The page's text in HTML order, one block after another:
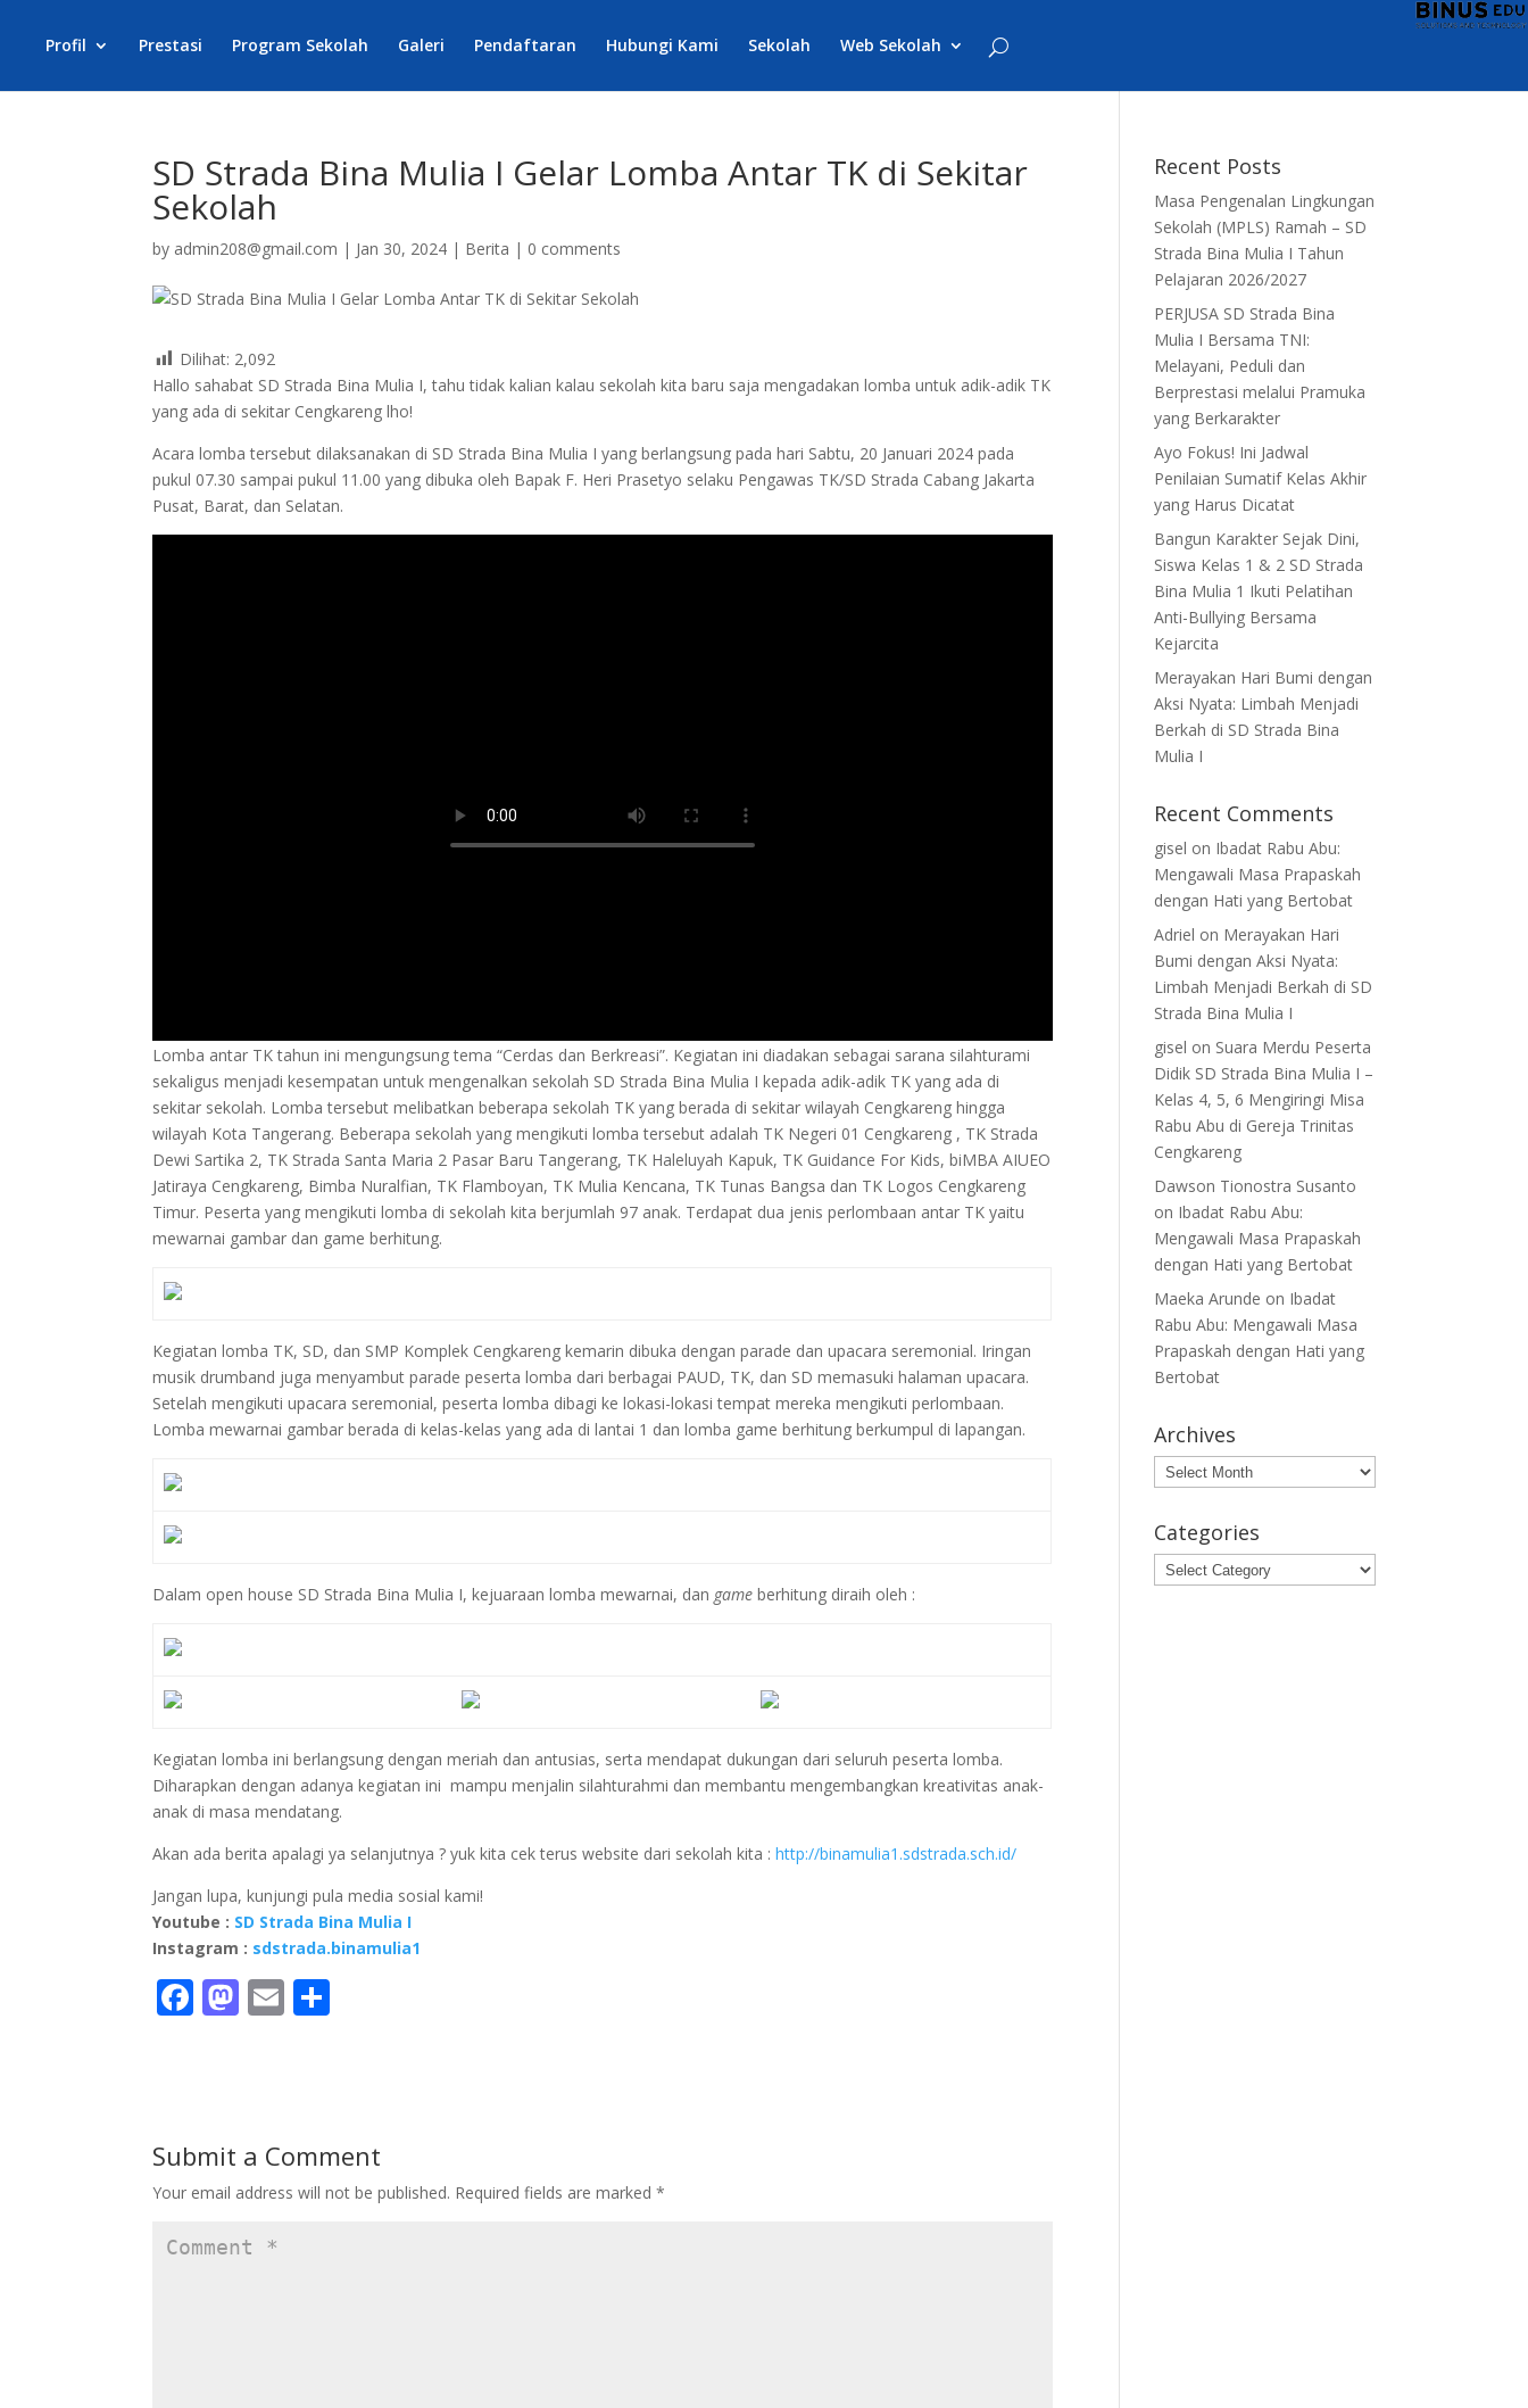
Profil Prestasi Program Sekolah Galeri Pendaftaran Hubungi Kami Sekolah Web Sekolah
SD Strada Bina Mulia I Gelar Lomba Antar TK di Sekitar
Sekolah
by admin208@gmail.com | Jan 30, 2024 | Berita | 0 comments
Dilihat: 2,092
Hallo sahabat SD Strada Bina Mulia I, tahu tidak kalian kalau sekolah kita baru saja mengadakan lomba untuk adik-adik TK
yang ada di sekitar Cengkareng lho!
Acara lomba tersebut dilaksanakan di SD Strada Bina Mulia I yang berlangsung pada hari Sabtu, 20 Januari 2024 pada
pukul 07.30 sampai pukul 11.00 yang dibuka oleh Bapak F. Heri Prasetyo selaku Pengawas TK/SD Strada Cabang Jakarta
Pusat, Barat, dan Selatan.
Lomba antar TK tahun ini mengungsung tema “Cerdas dan Berkreasi”. Kegiatan ini diadakan sebagai sarana silahturami
sekaligus menjadi kesempatan untuk mengenalkan sekolah SD Strada Bina Mulia I kepada adik-adik TK yang ada di
sekitar sekolah. Lomba tersebut melibatkan beberapa sekolah TK yang berada di sekitar wilayah Cengkareng hingga
wilayah Kota Tangerang. Beberapa sekolah yang mengikuti lomba tersebut adalah TK Negeri 01 Cengkareng , TK Strada
Dewi Sartika 2, TK Strada Santa Maria 2 Pasar Baru Tangerang, TK Haleluyah Kapuk, TK Guidance For Kids, biMBA AIUEO
Jatiraya Cengkareng, Bimba Nuralfian, TK Flamboyan, TK Mulia Kencana, TK Tunas Bangsa dan TK Logos Cengkareng
Timur. Peserta yang mengikuti lomba di sekolah kita berjumlah 97 anak. Terdapat dua jenis perlombaan antar TK yaitu
mewarnai gambar dan game berhitung.
Kegiatan lomba TK, SD, dan SMP Komplek Cengkareng kemarin dibuka dengan parade dan upacara seremonial. Iringan
musik drumband juga menyambut parade peserta lomba dari berbagai PAUD, TK, dan SD memasuki halaman upacara.
Setelah mengikuti upacara seremonial, peserta lomba dibagi ke lokasi-lokasi tempat mereka mengikuti perlombaan.
Lomba mewarnai gambar berada di kelas-kelas yang ada di lantai 1 dan lomba game berhitung berkumpul di lapangan.
Dalam open house SD Strada Bina Mulia I, kejuaraan lomba mewarnai, dan gameberhitung diraih oleh :
Kegiatan lomba ini berlangsung dengan meriah dan antusias, serta mendapat dukungan dari seluruh peserta lomba.
Diharapkan dengan adanya kegiatan ini mampu menjalin silahturahmi dan membantu mengembangkan kreativitas anak-
anak di masa mendatang.
Akan ada berita apalagi ya selanjutnya ? yuk kita cek terus website dari sekolah kita :http://binamulia1.sdstrada.sch.id/
Jangan lupa, kunjungi pula media sosial kami!
Youtube : SD Strada Bina Mulia I
Instagram : sdstrada.binamulia1
F
ac
o
o
k
M
as
o
n
E
m
Submit a Comment
Your email address will not be published. Required fields are marked*
Recent Posts
Masa Pengenalan Lingkungan
Sekolah (MPLS) Ramah – SD
Strada Bina Mulia I Tahun
Pelajaran 2026/2027
PERJUSA SD Strada Bina
Mulia I Bersama TNI:
Melayani, Peduli dan
Berprestasi melalui Pramuka
yang Berkarakter
Ayo Fokus! Ini Jadwal
Penilaian Sumatif Kelas Akhir
yang Harus Dicatat
Bangun Karakter Sejak Dini,
Siswa Kelas 1 & 2 SD Strada
Bina Mulia 1 Ikuti Pelatihan
Anti-Bullying Bersama
Kejarcita
Merayakan Hari Bumi dengan
Aksi Nyata: Limbah Menjadi
Berkah di SD Strada Bina
Mulia I
Recent Comments
gisel on Ibadat Rabu Abu:
Mengawali Masa Prapaskah
dengan Hati yang Bertobat
Adriel on Merayakan Hari
Bumi dengan Aksi Nyata:
Limbah Menjadi Berkah di SD
Strada Bina Mulia I
gisel on Suara Merdu Peserta
Didik SD Strada Bina Mulia I –
Kelas 4, 5, 6 Mengiringi Misa
Rabu Abu di Gereja Trinitas
Cengkareng
Dawson Tionostra Susanto
on Ibadat Rabu Abu:
Mengawali Masa Prapaskah
dengan Hati yang Bertobat
Maeka Arunde on Ibadat
Rabu Abu: Mengawali Masa
Prapaskah dengan Hati yang
Bertobat
Archives
Archives
Categories
Categories